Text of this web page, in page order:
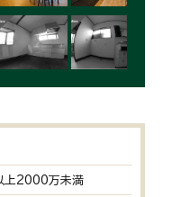
上2000万未満